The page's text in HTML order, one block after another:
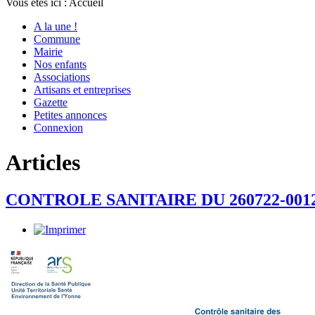
Vous êtes ici : Accueil
A la une !
Commune
Mairie
Nos enfants
Associations
Artisans et entreprises
Gazette
Petites annonces
Connexion
Articles
CONTROLE SANITAIRE DU 260722-